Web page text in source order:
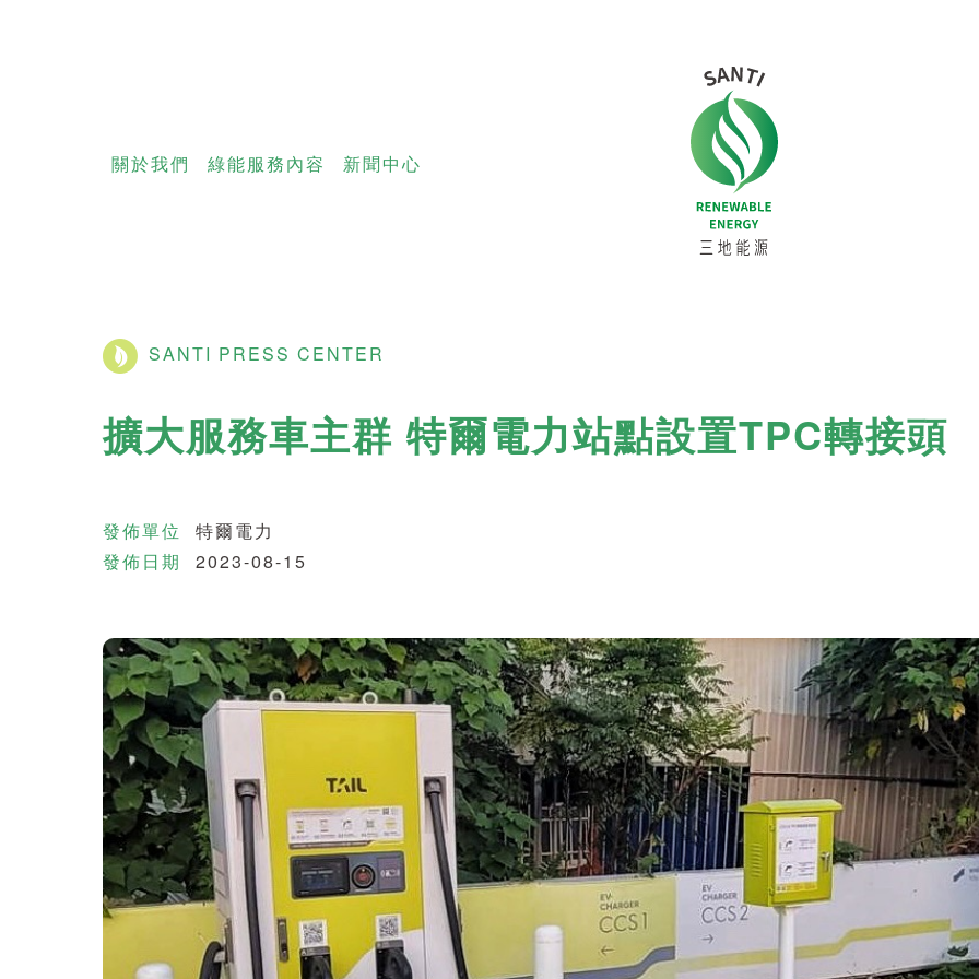
關於我們 綠能服務內容 新聞中心
SANTI PRESS CENTER
擴大服務車主群 特爾電力站點設置TPC轉接頭
發佈單位
特爾電力
發佈日期
2023-08-15